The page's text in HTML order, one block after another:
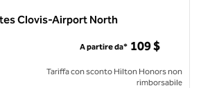
Clovis-Airport North
A partire da* 109 $
Tariffa con sconto Hilton Honors non
rimborsabile